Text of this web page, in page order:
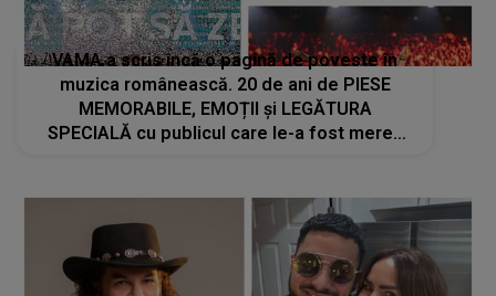
VAMA a scris încă o pagină de poveste în
muzica românească. 20 de ani de PIESE
MEMORABILE, EMOȚII și LEGĂTURA
SPECIALĂ cu publicul care le-a fost mereu
mulțumim pentru..."